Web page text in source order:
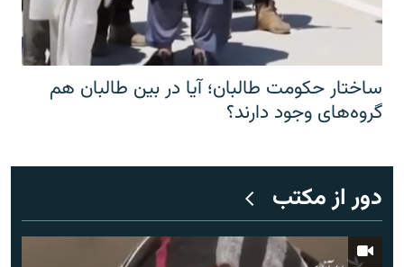
ساختار حکومت طالبان؛ آیا در بین طالبان هم
گروه‌های وجود دارند؟
دور از مکتب